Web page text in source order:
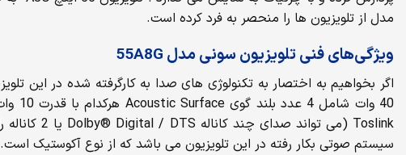
مدل از تلویزیون ها را منحصر به فرد کرده است.
ویژگی‌های فنی تلویزیون سونی مدل 55A8G
Toslink (می تواند صدای چند کاناله Dolby® Digital / DTS یا 2 کاناله را از منابع متصل منتقل کند) را به گوش کاربران می رساند. ویژگی مهمی که باید در این
سیستم صوتی بکار رفته در این تلویزیون می باشد که از نوع آکوستیک است.